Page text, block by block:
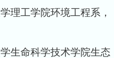
理工学院环境工程系，
生命科学技术学院生态